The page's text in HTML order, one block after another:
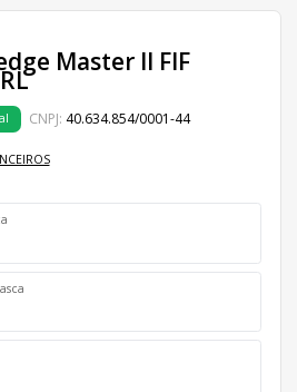
Master II FIF
CNPJ: 40.634.854/0001-44